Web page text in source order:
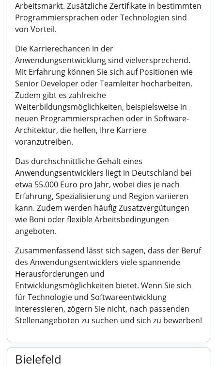
Arbeitsmarkt. Zusätzliche Zertifikate in bestimmten
Programmiersprachen oder Technologien sind
von Vorteil.
Die Karrierechancen in der
Anwendungsentwicklung sind vielversprechend.
Mit Erfahrung können Sie sich auf Positionen wie
Senior Developer oder Teamleiter hocharbeiten.
Zudem gibt es zahlreiche
Weiterbildungsmöglichkeiten, beispielsweise in
neuen Programmiersprachen oder in Software-
Architektur, die helfen, Ihre Karriere
voranzutreiben.
Das durchschnittliche Gehalt eines
Anwendungsentwicklers liegt in Deutschland bei
etwa 55.000 Euro pro Jahr, wobei dies je nach
Erfahrung, Spezialisierung und Region variieren
kann. Zudem werden häufig Zusatzvergütungen
wie Boni oder flexible Arbeitsbedingungen
angeboten.
Zusammenfassend lässt sich sagen, dass der Beruf
des Anwendungsentwicklers viele spannende
Herausforderungen und
Entwicklungsmöglichkeiten bietet. Wenn Sie sich
für Technologie und Softwareentwicklung
interessieren, zögern Sie nicht, nach passenden
Stellenangeboten zu suchen und sich zu bewerben!
Bielefeld